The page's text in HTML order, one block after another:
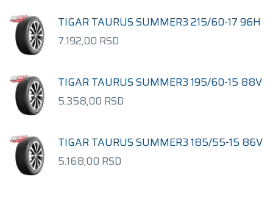
TIGAR TAURUS SUMMER3 215/60-17 96H
7.192,00 RSD
TIGAR TAURUS SUMMER3 195/60-15 88V
5.358,00 RSD
TIGAR TAURUS SUMMER3 185/55-15 86V
5.168,00 RSD